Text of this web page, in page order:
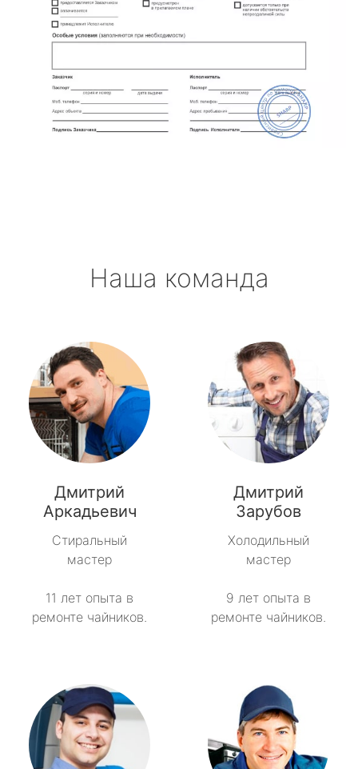
Наша команда
Дмитрий
Аркадьевич
Стиральный
мастер
11 лет опыта в
ремонте чайников.
Дмитрий
Зарубов
Холодильный
мастер
9 лет опыта в
ремонте чайников.